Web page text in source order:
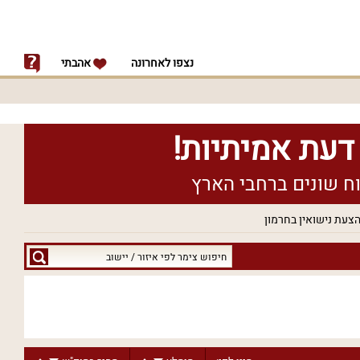
נצפו לאחרונה אהבתי
נישואין בחרמון
חיפוש
צימר
יישוב